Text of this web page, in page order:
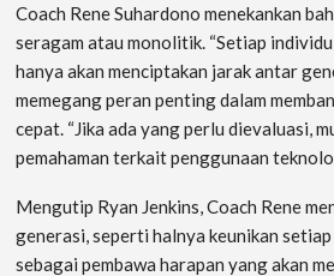
Coach Rene Suhardono menekankan
seragam atau monolitik. “Setiap
hanya akan menciptakan jarak antar
memegang peran penting dalam
cepat. “Jika ada yang perlu dievaluasi,
pemahaman terkait penggunaan
Mengutip Ryan Jenkins, Coach Rene
generasi, seperti halnya keunikan
sebagai pembawa harapan yang akan